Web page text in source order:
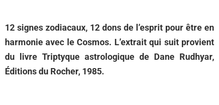
12 signes zodiacaux, 12 dons de l’esprit pour être en
harmonie avec le Cosmos. L’extrait qui suit provient
du livre Triptyque astrologique de Dane Rudhyar,
Éditions du Rocher, 1985.